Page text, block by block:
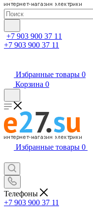
+7 903 900 37 11
+7 903 900 37 11
Избранные товары 0
Корзина 0
Избранные товары 0
Телефоны
+7 903 900 37 11